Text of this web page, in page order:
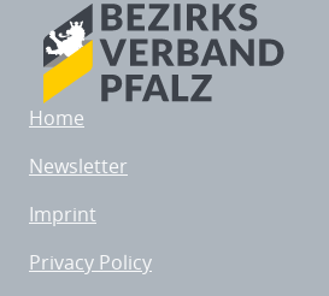
Home
Newsletter
Imprint
Privacy Policy